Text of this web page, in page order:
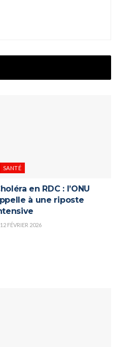
SANTÉ
en RDC : l’ONU
à une riposte
FÉVRIER 2026